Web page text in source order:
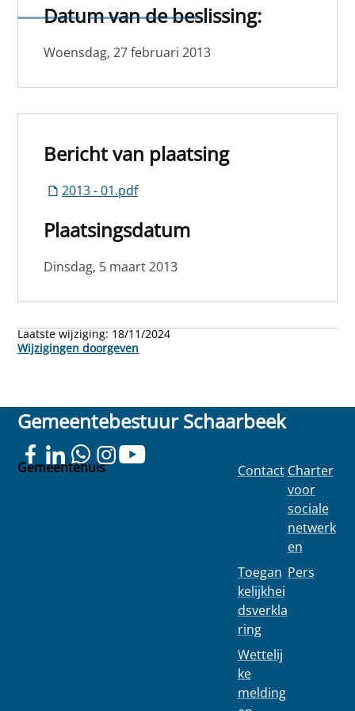
Datum van de beslissing:
Woensdag, 27 februari 2013
Bericht van plaatsing
2013 - 01.pdf
Plaatsingsdatum
Dinsdag, 5 maart 2013
Laatste wijziging: 18/11/2024
Wijzigingen doorgeven
Gemeentebestuur Schaarbeek
Gemeentehuis
Contact
Toegan
kelijkhei
dsverkla
ring
Wettelij
ke
melding
Charter
voor
sociale
netwerk
en
Pers